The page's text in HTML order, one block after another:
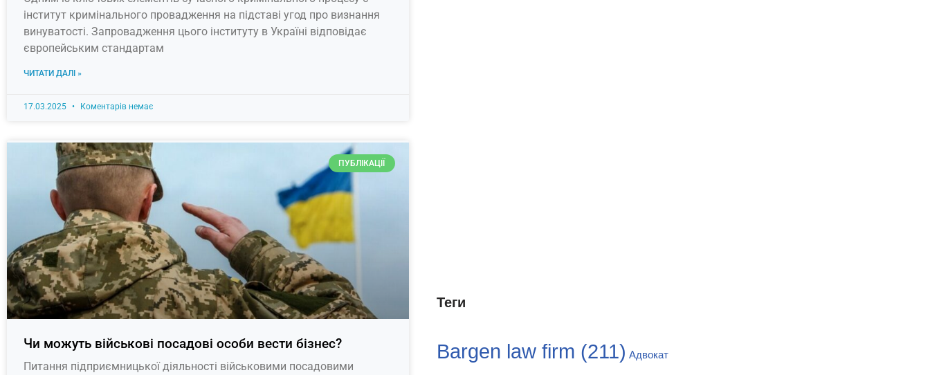
інститут кримінального провадження на підставі угод про визнання
винуватості. Запровадження цього інституту в Україні відповідає
європейським стандартам
ЧИТАТИ ДАЛІ »
17.03.2025 Коментарів немає
ПУБЛІКАЦІЇ
Чи можуть військові посадові особи вести бізнес?
Питання підприємницької діяльності військовими посадовими
Теги
Bargen law firm (211) Адвокат